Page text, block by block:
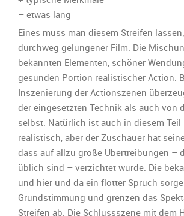
– etwas lang
Eines muss man diesem Streifen
durchweg gelungener Film. Die
bekannten Elementen, schöner
gesunden Portion realistischer Action.
Inszenierung der Actionszenen
der eingesetzten Technik als auch von
selbst. Natürlich ist auch in diesem
realistisch, aber der Zuschauer hat
dass auf allzu große Übertreibungen –
üblich sind – verzichtet wurde. Die
und hier und da ein flotter Spruch
Grundstimmung und grenzen das
Streifen ab. Die Schlussszene mit dem